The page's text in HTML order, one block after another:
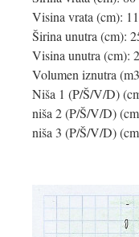
Visina vrata (cm):
Širina unutra (cm):
Visina unutra (cm):
Volumen iznutra
Niša 1 (P/Š/V/D)
niša 2 (P/Š/V/D)
niša 3 (P/Š/V/D)